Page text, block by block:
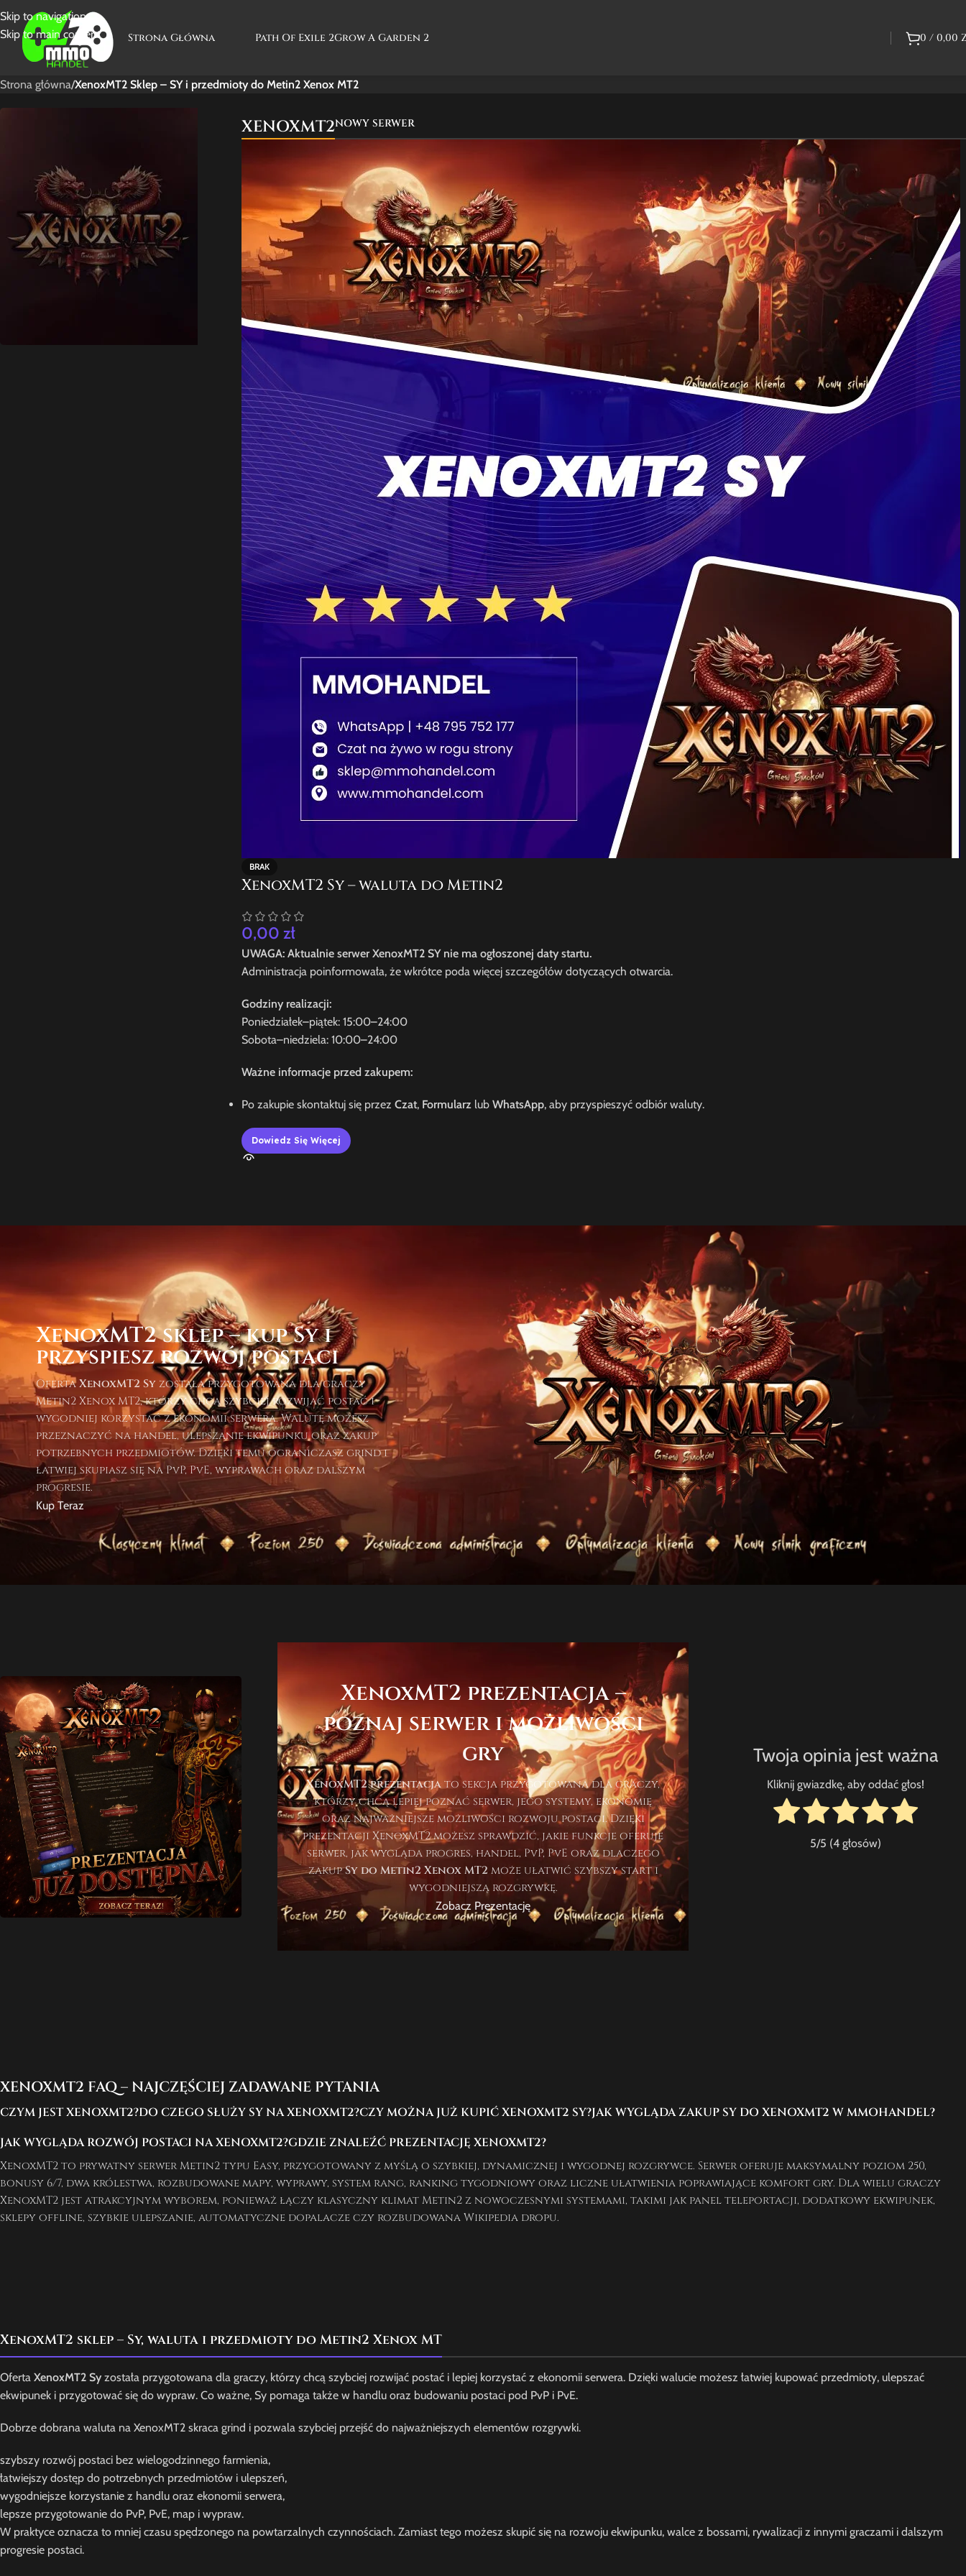
Skip to navigation
Skip to main content
Strona Główna Path Of Exile 2Grow A Garden 2 0 / 0,00
Strona główna/XenoxMT2 Sklep – SY i przedmioty do Metin2 Xenox MT2
XENOXMT2NOWY SERWER
BRAK
XenoxMT2 Sy – waluta do Metin2
0,00 zł
UWAGA: Aktualnie serwer XenoxMT2 SY nie ma ogłoszonej daty startu.
Administracja poinformowała, że wkrótce poda więcej szczegółów dotyczących otwarcia.
Godziny realizacji:
Poniedziałek–piątek: 15:00–24:00
Sobota–niedziela: 10:00–24:00
Ważne informacje przed zakupem:
Po zakupie skontaktuj się przez Czat, Formularz lub WhatsApp, aby przyspieszyć odbiór waluty.
Dowiedz Się Więcej
XenoxMT2 sklep – kup Sy i
przyspiesz rozwój postaci
OfertaXenoxMT2 Sy została przygotowana dla graczy
Metin2 Xenox MT2, którzy chcą szybciej rozwijać postać i
wygodniej korzystać z ekonomii serwera. Walutę możesz
przeznaczyć na handel, ulepszanie ekwipunku oraz zakup
potrzebnych przedmiotów. Dzięki temu ograniczasz grind i
łatwiej skupiasz się na PvP, PvE, wyprawach oraz dalszym
progresie.
Kup Teraz
XenoxMT2 prezentacja –
poznaj serwer i możliwości
gry
XenoxMT2 prezentacjato sekcja przygotowana dla graczy,
którzy chcą lepiej poznać serwer, jego systemy, ekonomię
oraz najważniejsze możliwości rozwoju postaci. Dzięki
prezentacji XenoxMT2 możesz sprawdzić, jakie funkcje oferuje
serwer, jak wygląda progres, handel, PvP, PvE oraz dlaczego
zakupSy do Metin2 Xenox MT2może ułatwić szybszy start i
wygodniejszą rozgrywkę.
Zobacz Prezentację
Twoja opinia jest ważna
Kliknij gwiazdkę, aby oddać głos!
5/5 (4głosów)
XENOXMT2 FAQ – NAJCZĘŚCIEJ ZADAWANE PYTANIA
CZYM JEST XENOXMT2?DO CZEGO SŁUŻY SY NA XENOXMT2?CZY MOŻNA JUŻ KUPIĆ XENOXMT2 SY?JAK WYGLĄDA ZAKUP SY DO XENOXMT2 W MMOHANDEL?
JAK WYGLĄDA ROZWÓJ POSTACI NA XENOXMT2?GDZIE ZNALEŹĆ PREZENTACJĘ XENOXMT2?
XenoxMT2 to prywatny serwer Metin2 typu Easy, przygotowany z myślą o szybkiej, dynamicznej i wygodnej rozgrywce. Serwer oferuje maksymalny poziom 250,
bonusy 6/7, dwa królestwa, rozbudowane mapy, wyprawy, system rang, ranking tygodniowy oraz liczne ułatwienia poprawiające komfort gry. Dla wielu graczy
XenoxMT2 jest atrakcyjnym wyborem, ponieważ łączy klasyczny klimat Metin2 z nowoczesnymi systemami, takimi jak panel teleportacji, dodatkowy ekwipunek,
sklepy offline, szybkie ulepszanie, automatyczne dopalacze czy rozbudowana Wikipedia dropu.
XenoxMT2 sklep – Sy, waluta i przedmioty do Metin2 Xenox MT
Oferta XenoxMT2 Syzostała przygotowana dla graczy, którzy chcą szybciej rozwijać postać i lepiej korzystać z ekonomii serwera. Dzięki walucie możesz łatwiej kupować przedmioty, ulepszać
ekwipunek i przygotować się do wypraw. Co ważne, Sy pomaga także w handlu oraz budowaniu postaci pod PvP i PvE.
Dobrze dobrana waluta na XenoxMT2 skraca grind i pozwala szybciej przejść do najważniejszych elementów rozgrywki.
szybszy rozwój postaci bez wielogodzinnego farmienia,
łatwiejszy dostęp do potrzebnych przedmiotów i ulepszeń,
wygodniejsze korzystanie z handlu oraz ekonomii serwera,
lepsze przygotowanie do PvP, PvE, map i wypraw.
W praktyce oznacza to mniej czasu spędzonego na powtarzalnych czynnościach. Zamiast tego możesz skupić się na rozwoju ekwipunku, walce z bossami, rywalizacji z innymi graczami i dalszym
progresie postaci.